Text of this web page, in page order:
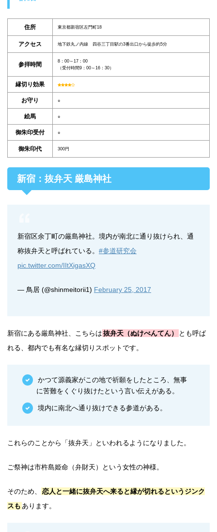
住所 東京都新宿区左門町18
アクセス 地下鉄丸ノ内線 四谷三丁目駅の3番出口から徒歩約5分
参拝時間
8：00～17：00
（受付時間9：00～16：30）
縁切り効果
お守り ○
絵馬 ○
御朱印受付 ○
御朱印代 300円
新宿：抜弁天 厳島神社
新宿区余丁町の厳島神社。境内が南北に通り抜けられ、通
称抜弁天と呼ばれている。 #参道研究会
pic.twitter.com/IItXigasXQ
— 鳥居 (@shinmeitorii1) February 25, 2017
新宿にある厳島神社、こちらは抜弁天（ぬけべんてん）
とも呼ば
れる、都内でも有名な縁切りスポットです。
かつて源義家がこの地で祈願をしたところ、無事
に苦難をくぐり抜けたという言い伝えがある。
境内に南北へ通り抜けできる参道がある。
これらのことから「抜弁天」といわれるようになりました。
ご祭神は市杵島姫命（弁財天）という女性の神様。
そのため、
恋人と一緒に抜弁天へ来ると縁が切れるというジンク
スも あります。